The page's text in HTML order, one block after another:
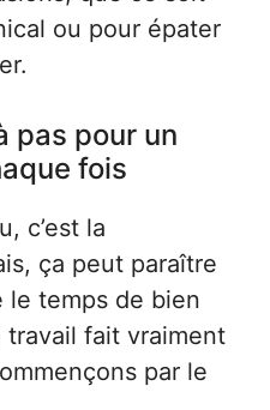
ou pour épater
pas pour un
fois
c’est la
ça peut paraître
le temps de bien
travail fait vraiment
par le